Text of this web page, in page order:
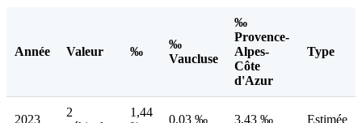
Année Valeur ‰
‰
Vaucluse
‰
Provence-
Alpes-
Côte
d'Azur
Type
2023
2
1,44
0,03 ‰ 3,43 ‰ Estimée